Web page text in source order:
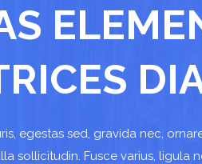
egestas sed, gravida nec,
sollicitudin. Fusce varius, ligula